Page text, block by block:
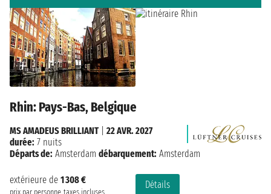
Rhin: Pays-Bas, Belgique
extérieure de 1 308 €
prix par personne taxes incluses
Détails
MS AMADEUS BRILLIANT| 22 AVR. 2027
durée: 7 nuits
Départs de: Amsterdam débarquement: Amsterdam